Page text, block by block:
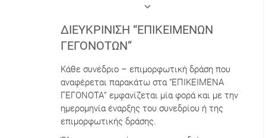
ΔΙΕΥΚΡΊΝΙΣΗ “ΕΠΙΚΕΊΜΕΝΩΝ
ΓΕΓΟΝΌΤΩΝ”
Κάθε συνέδριο – επιμορφωτική δράση που
αναφέρεται παρακάτω στα “ΕΠΙΚΕΙΜΕΝΑ
ΓΕΓΟΝΟΤΑ” εμφανίζεται μία φορά και με την
ημερομηνία έναρξης του συνεδρίου ή της
επιμορφωτικής δράσης.